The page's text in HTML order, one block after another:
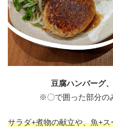
豆腐ハンバーグ
※〇で囲った部分の
サラダ+煮物の献立や、魚+